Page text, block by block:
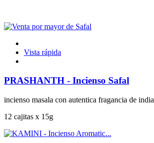
Vista rápida
PRASHANTH - Incienso Safal
incienso masala con autentica fragancia de india
12 cajitas x 15g